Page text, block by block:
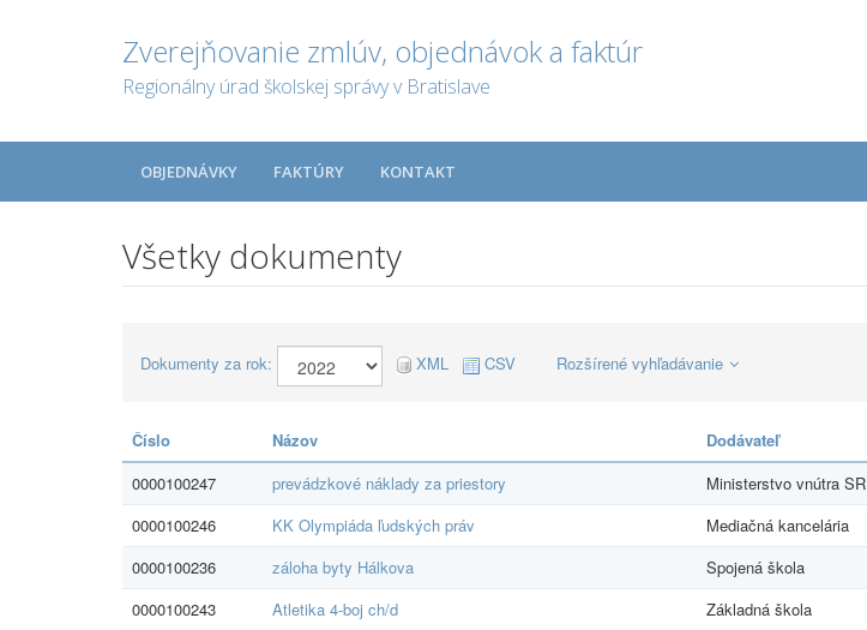
Zverejňovanie zmlúv, objednávok a faktúr
Regionálny úrad školskej správy v Bratislave
OBJEDNÁVKY FAKTÚRY KONTAKT
Všetky dokumenty
Dokumenty za rok: XML CSV Rozšírené vyhľadávanie
Číslo Názov Dodávateľ
0000100247
prevádzkové náklady za priestory Ministerstvo vnútra SR
0000100246
KK Olympiáda ľudských práv Mediačná kancelária
0000100236
záloha byty Hálkova Spojená škola
0000100243
Atletika 4-boj ch/d Základná škola